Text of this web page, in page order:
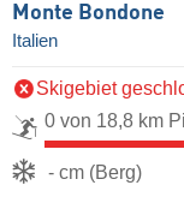
Monte Bondone
Italien
Skigebiet
0 von 18,8 km
- cm (Berg)